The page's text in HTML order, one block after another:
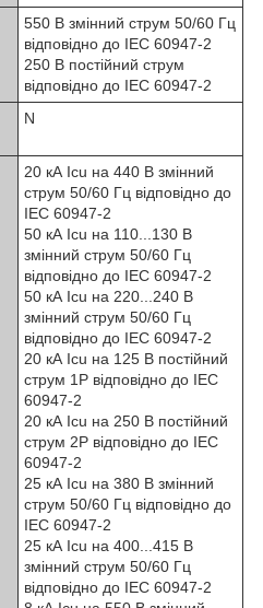
550 В змінний струм 50/60 Гц
відповідно до IEC 60947-2
250 В постійний струм
відповідно до IEC 60947-2
N
20 кА Icu на 440 В змінний
струм 50/60 Гц відповідно до
IEC 60947-2
50 кА Icu на 110...130 В
змінний струм 50/60 Гц
відповідно до IEC 60947-2
50 кА Icu на 220...240 В
змінний струм 50/60 Гц
відповідно до IEC 60947-2
20 кА Icu на 125 В постійний
струм 1P відповідно до IEC
60947-2
20 кА Icu на 250 В постійний
струм 2P відповідно до IEC
60947-2
25 кА Icu на 380 В змінний
струм 50/60 Гц відповідно до
IEC 60947-2
25 кА Icu на 400...415 В
змінний струм 50/60 Гц
відповідно до IEC 60947-2